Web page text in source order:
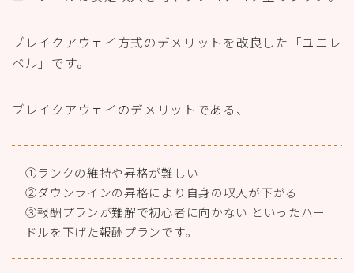
ブレイクアウェイ方式のデメリットを改良した「ユニレ
ベル」です。
ブレイクアウェイのデメリットである、
①ランクの維持や昇格が難しい
②ダウンラインの昇格により自身の収入が下がる
③報酬プランが難解で初心者に向かない といったハー
ドルを下げた報酬プランです。